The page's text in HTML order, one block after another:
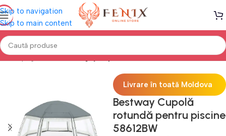
Skip to navigation
Skip to main content
Prima pagină PISCINE Îngrijire piscine
Livrare în toată Moldova
Bestway Cupolă
rotundă pentru piscine
58612BW